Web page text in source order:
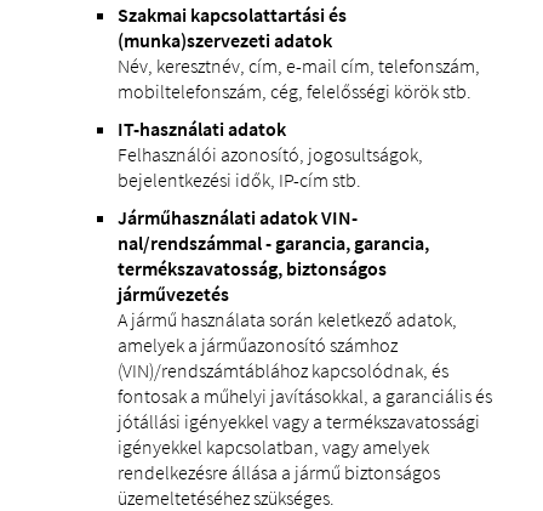
Szakmai kapcsolattartási és
(munka)szervezeti adatok
Név, keresztnév, cím, e-mail cím, telefonszám,
mobiltelefonszám, cég, felelősségi körök stb.
IT-használati adatok
Felhasználói azonosító, jogosultságok,
bejelentkezési idők, IP-cím stb.
Járműhasználati adatok VIN-
nal/rendszámmal - garancia, garancia,
termékszavatosság, biztonságos
járművezetés
A jármű használata során keletkező adatok,
amelyek a járműazonosító számhoz
(VIN)/rendszámtáblához kapcsolódnak, és
fontosak a műhelyi javításokkal, a garanciális és
jótállási igényekkel vagy a termékszavatossági
igényekkel kapcsolatban, vagy amelyek
rendelkezésre állása a jármű biztonságos
üzemeltetéséhez szükséges.